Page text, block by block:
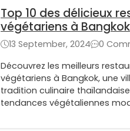
Top 10 des délicieux
végétariens à Bangkok
13 September, 2024
0
Découvrez les meilleurs
végétariens à Bangkok, une
tradition culinaire
tendances végétaliennes